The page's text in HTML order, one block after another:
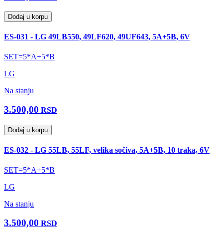
Dodaj u korpu
ES-031 - LG 49LB550, 49LF620, 49UF643, 5A+5B, 6V
SET=5*A+5*B
LG
Na stanju
3.500,00 RSD
Dodaj u korpu
ES-032 - LG 55LB, 55LF, velika sočiva, 5A+5B, 10 traka, 6V
SET=5*A+5*B
LG
Na stanju
3.500,00 RSD